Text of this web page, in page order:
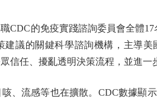
的免疫實踐諮詢委員會全體17
建議的關鍵科學諮詢機構，主導
信任、擾亂透明決策流程，並進一
流感等也在擴散。CDC數據顯示